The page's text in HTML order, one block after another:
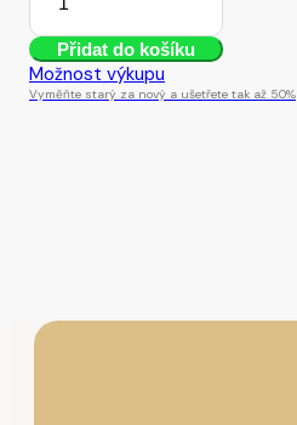
iPhone
SE
3
64GB
2022
Přidat do košíku
Možnost výkupu
Vyměňte starý za nový a ušetřete tak až 50%